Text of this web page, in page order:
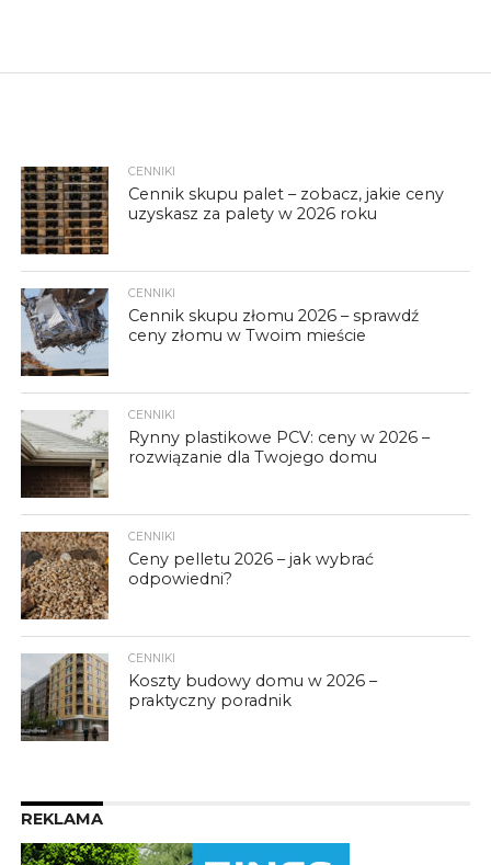
CENNIKI
Cennik skupu palet – zobacz, jakie ceny
uzyskasz za palety w 2026 roku
CENNIKI
Cennik skupu złomu 2026 – sprawdź
ceny złomu w Twoim mieście
CENNIKI
Rynny plastikowe PCV: ceny w 2026 –
rozwiązanie dla Twojego domu
CENNIKI
Ceny pelletu 2026 – jak wybrać
odpowiedni?
CENNIKI
Koszty budowy domu w 2026 –
praktyczny poradnik
REKLAMA